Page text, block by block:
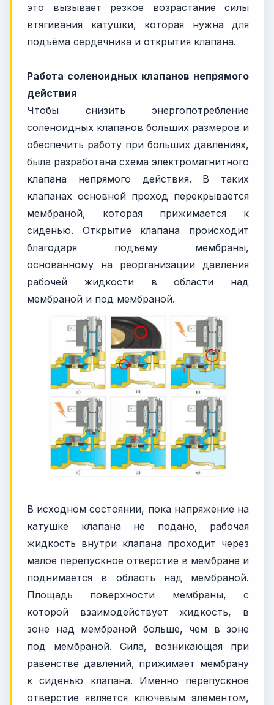
это вызывает резкое возрастание силы
втягивания катушки, которая нужна для
подъёма сердечника и открытия клапана.
Работа соленоидных клапанов непрямого
действия
Чтобы снизить энергопотребление
соленоидных клапанов больших размеров и
обеспечить работу при больших давлениях,
была разработана схема электромагнитного
клапана непрямого действия. В таких
клапанах основной проход перекрывается
мембраной, которая прижимается к
сиденью. Открытие клапана происходит
благодаря подъему мембраны,
основанному на реорганизации давления
рабочей жидкости в области над
мембраной и под мембраной.
В исходном состоянии, пока напряжение на
катушке клапана не подано, рабочая
жидкость внутри клапана проходит через
малое перепускное отверстие в мембране и
поднимается в область над мембраной.
Площадь поверхности мембраны, с
которой взаимодействует жидкость, в
зоне над мембраной больше, чем в зоне
под мембраной. Сила, возникающая при
равенстве давлений, прижимает мембрану
к сиденью клапана. Именно перепускное
отверстие является ключевым элементом,